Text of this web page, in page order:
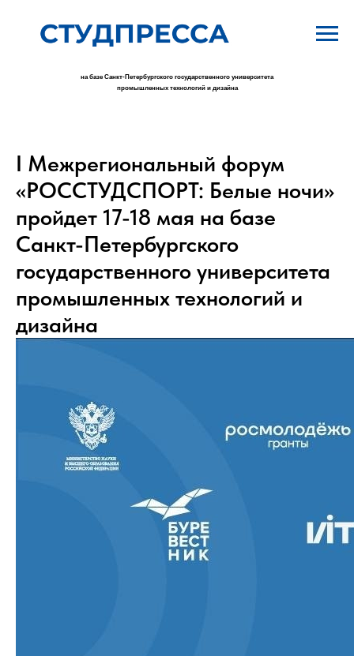
на базе Санкт-Петербургского государственного университета
промышленных технологий и дизайна
I Межрегиональный форум
«РОССТУДСПОРТ: Белые ночи»
пройдет 17-18 мая на базе
Санкт-Петербургского
государственного университета
промышленных технологий и
дизайна